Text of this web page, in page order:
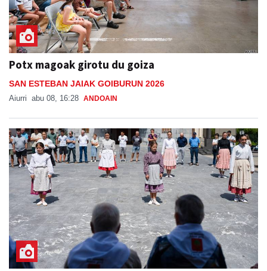
Potx magoak girotu du goiza
SAN ESTEBAN JAIAK GOIBURUN 2026
Aiurri abu 08, 16:28 ANDOAIN